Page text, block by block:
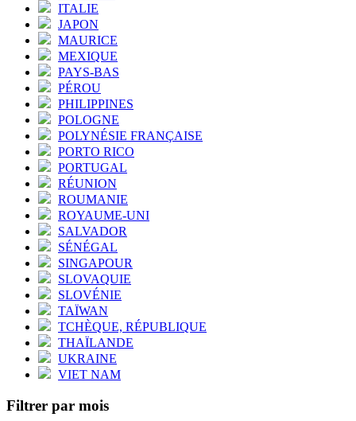
ITALIE
JAPON
MAURICE
MEXIQUE
PAYS-BAS
PÉROU
PHILIPPINES
POLOGNE
POLYNÉSIE FRANÇAISE
PORTO RICO
PORTUGAL
RÉUNION
ROUMANIE
ROYAUME-UNI
SALVADOR
SÉNÉGAL
SINGAPOUR
SLOVAQUIE
SLOVÉNIE
TAÏWAN
TCHÈQUE, RÉPUBLIQUE
THAÏLANDE
UKRAINE
VIET NAM
Filtrer par mois